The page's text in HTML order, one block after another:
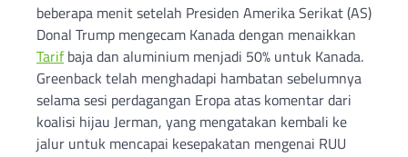
beberapa menit setelah Presiden Amerika Serikat (AS)
Donal Trump mengecam Kanada dengan menaikkan
Tarifbaja dan aluminium menjadi 50% untuk Kanada.
Greenback telah menghadapi hambatan sebelumnya
selama sesi perdagangan Eropa atas komentar dari
koalisi hijau Jerman, yang mengatakan kembali ke
jalur untuk mencapai kesepakatan mengenai RUU